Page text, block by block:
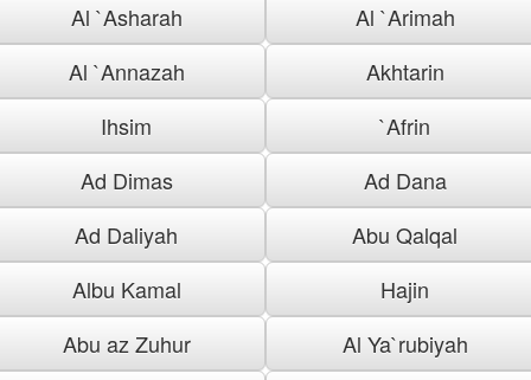
Al `Asharah
Al `Arimah
Al `Annazah
Akhtarin
Ihsim
`Afrin
Ad Dimas
Ad Dana
Ad Daliyah
Abu Qalqal
Albu Kamal
Hajin
Abu az Zuhur
Al Ya`rubiyah